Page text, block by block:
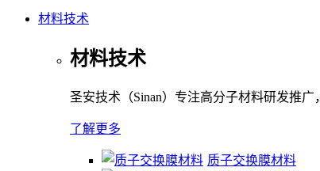
材料技术
材料技术
圣安技术（Sinan）专注高分子材料研发推
了解更多
质子交换膜材料